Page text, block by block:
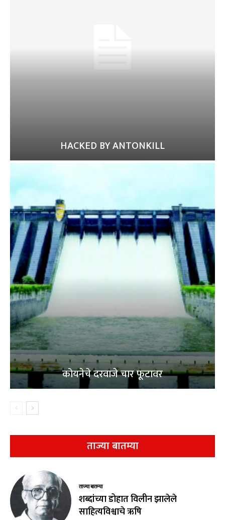
HACKED BY ANTONKILL
कोयनेचे दरवाजे चार फूटावर
ताज्या बातम्या
ताज्या बातम्या
शब्दांच्या डोहात विलीन झालेले
साहित्यविश्वाचे ऋषि